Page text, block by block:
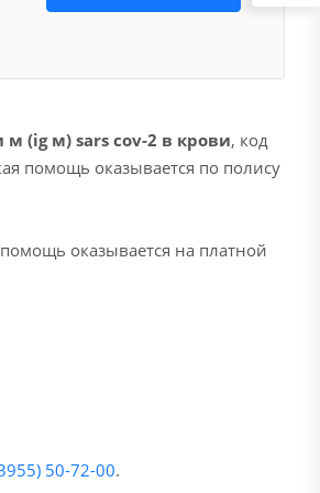
м (ig м) sars cov-2 в крови, код
помощь оказывается по полису
оказывается на платной
50-72-00.